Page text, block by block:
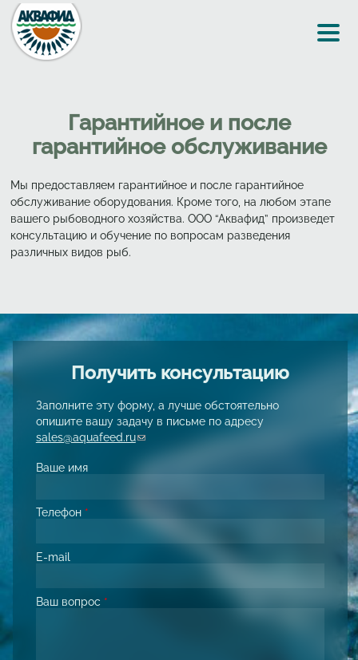
Перейти к основному содержанию
Гарантийное и после
гарантийное обслуживание
Мы предоставляем гарантийное и после гарантийное
обслуживание оборудования. Кроме того, на любом этапе
вашего рыбоводного хозяйства. ООО “Аквафид” произведет
консультацию и обучение по вопросам разведения
различных видов рыб.
Получить консультацию
Заполните эту форму, а лучше обстоятельно
опишите вашу задачу в письме по адресу
sales@aquafeed.ru(link sends e-mail)
Ваше имя
Телефон *
E-mail
Ваш вопрос *